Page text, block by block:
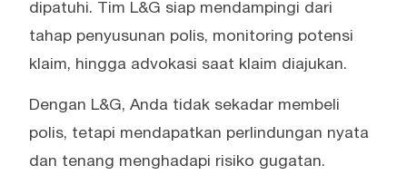
dipatuhi. Tim L&G siap mendampingi dari
tahap penyusunan polis, monitoring potensi
klaim, hingga advokasi saat klaim diajukan.
Dengan L&G, Anda tidak sekadar membeli
polis, tetapi mendapatkan perlindungan nyata
dan tenang menghadapi risiko gugatan.